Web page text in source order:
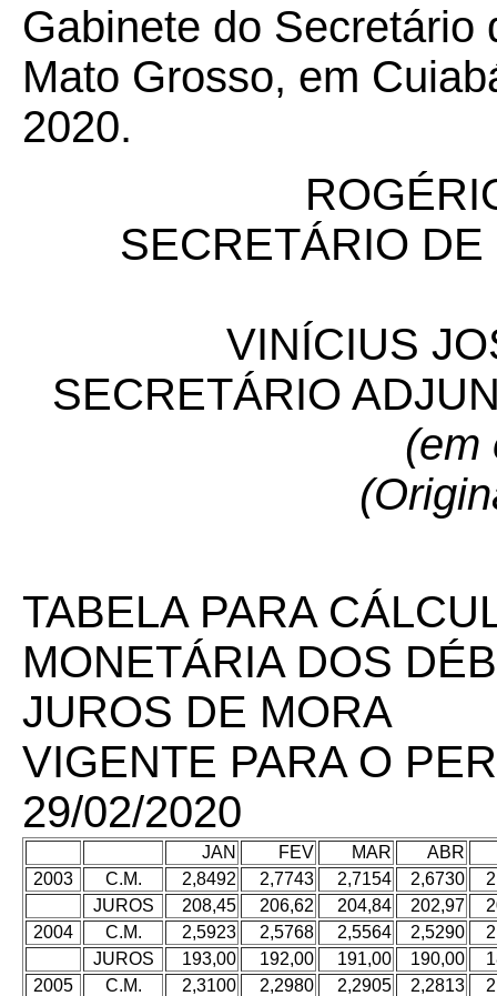
Gabinete do Secretário
Mato Grosso, em
2020.
SECRETÁRIO
VINÍCIUS
SECRETÁRIO
(em
TABELA PARA
MONETÁRIA DOS
JUROS DE MORA
VIGENTE PARA O
29/02/2020
JAN FEV MAR
ABR
2003
C.M. 2,8492 2,7743 2,7154 2,6730
JUROS
208,45 206,62 204,84 202,97
2004
C.M. 2,5923 2,5768 2,5564 2,5290
JUROS
193,00 192,00 191,00 190,00
2005
C.M. 2,3100 2,2980 2,2905 2,2813